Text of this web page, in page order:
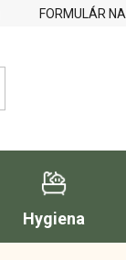
FORMULÁR
Hygiena